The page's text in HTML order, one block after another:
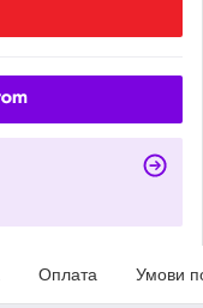
Оплата Умови